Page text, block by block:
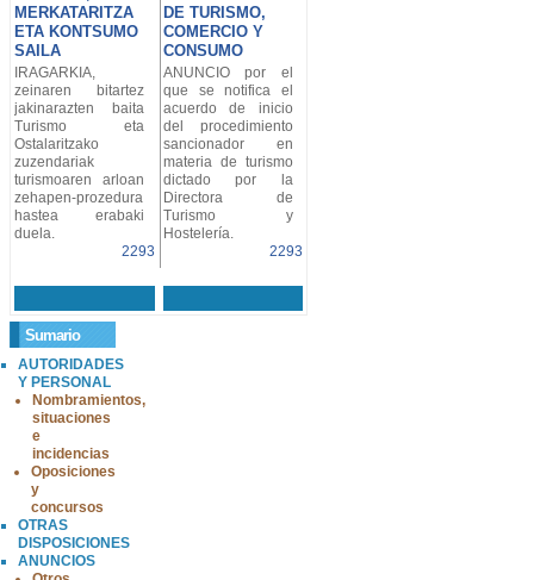
MERKATARITZA
ETA KONTSUMO
SAILA
DE TURISMO,
COMERCIO Y
CONSUMO
IRAGARKIA,
zeinaren bitartez
jakinarazten baita
Turismo eta
Ostalaritzako
zuzendariak
turismoaren arloan
zehapen-prozedura
hastea erabaki
duela.
2293
ANUNCIO por el
que se notifica el
acuerdo de inicio
del procedimiento
sancionador en
materia de turismo
dictado por la
Directora de
Turismo y
Hostelería.
2293
Sumario
AUTORIDADES
Y PERSONAL
Nombramientos,
situaciones
e
incidencias
Oposiciones
y
concursos
OTRAS
DISPOSICIONES
ANUNCIOS